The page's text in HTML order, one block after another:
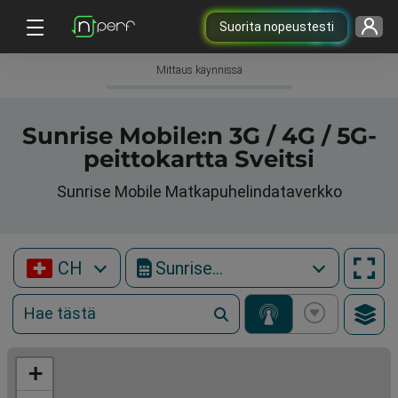
Suorita nopeustesti
Mittaus käynnissä
Sunrise Mobile:n 3G / 4G / 5G-
peittokartta Sveitsi
Sunrise Mobile Matkapuhelindataverkko
CH Sunrise Mobile
+